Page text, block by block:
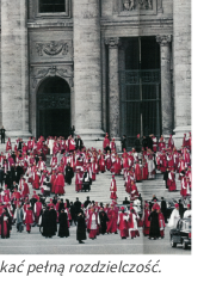
pełną rozdzielczość.